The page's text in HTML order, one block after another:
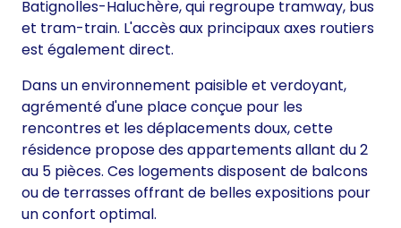
Batignolles-Haluchère, qui regroupe tramway, bus
et tram-train. L'accès aux principaux axes routiers
est également direct.
Dans un environnement paisible et verdoyant,
agrémenté d'une place conçue pour les
rencontres et les déplacements doux, cette
résidence propose des appartements allant du 2
au 5 pièces. Ces logements disposent de balcons
ou de terrasses offrant de belles expositions pour
un confort optimal.